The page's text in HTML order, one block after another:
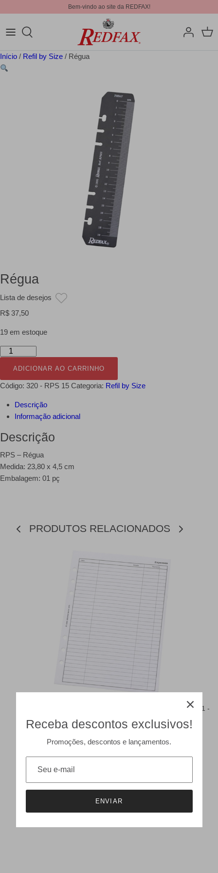
Bem-vindo ao site da REDFAX!
Início / Refil by Size / Régua
Régua
Lista de desejos
R$ 37,50
19 em estoque
Régua
ADICIONAR AO CARRINHO
Código: 320 - RPS 15 Categoria: Refil by Size
Descrição
Informação adicional
Descrição
RPS – Régua
Medida: 23,80 x 4,5 cm
Embalagem: 01 pç
PRODUTOS RELACIONADOS
221 -
Receba descontos exclusivos!
Promoções, descontos e lançamentos.
ENVIAR